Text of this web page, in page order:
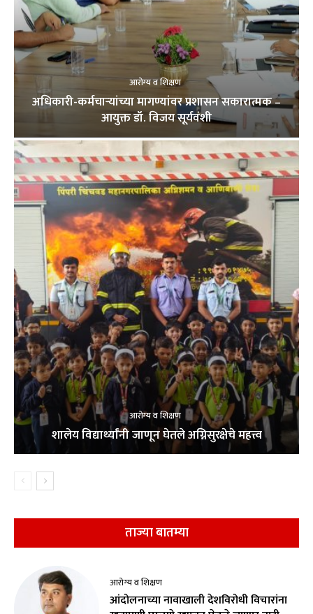
आरोग्य व शिक्षण
अधिकारी-कर्मचाऱ्यांच्या मागण्यांवर प्रशासन सकारात्मक –
आयुक्त डॉ. विजय सूर्यवंशी
आरोग्य व शिक्षण
शालेय विद्यार्थ्यांनी जाणून घेतले अग्निसुरक्षेचे महत्त्व
ताज्या बातम्या
आरोग्य व शिक्षण
आंदोलनाच्या नावाखाली देशविरोधी विचारांना